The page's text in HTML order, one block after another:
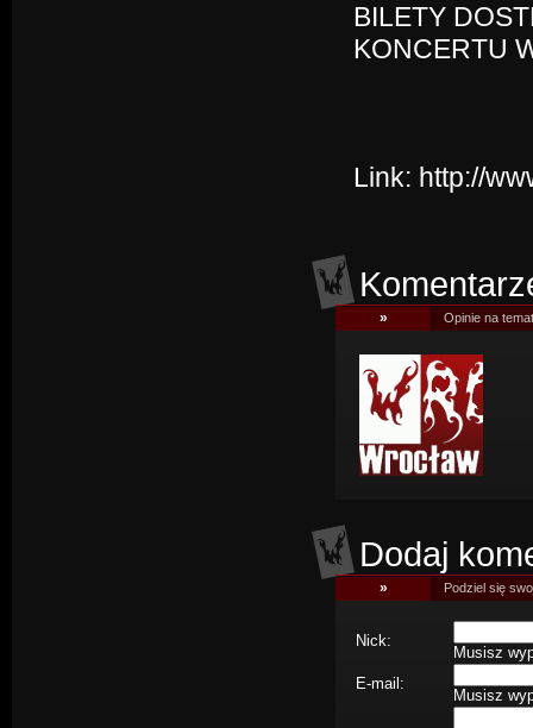
BILETY
KONCERTU
Link: http://
» Opinie na
Dodaj
» Podziel się
Nick:
Musisz
E-mail:
Musisz